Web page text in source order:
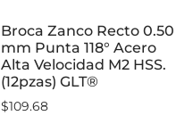
Broca Zanco Recto 0.50
mm Punta 118° Acero
Alta Velocidad M2 HSS.
(12pzas) GLT®
$109.68